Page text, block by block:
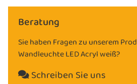
Beratung
Sie haben Fragen zu unserem
Wandleuchte LED Acryl weiß?
Schreiben Sie uns